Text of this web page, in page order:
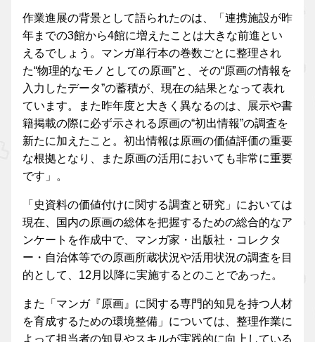
作業進展の背景として語られたのは、「連携施設が昨
年までの3館から4館に増えたことは大きな前進とい
えるでしょう。マンガ単行本の巻数ごとに整理され
た“物理的なモノとしての原画”と、その“原画の情報を
入力したデータ”の蓄積が、現在の結果となって表れ
ています。また昨年度と大きく異なるのは、展示や書
籍掲載の際に必ず示される原画の“初出情報”の調査を
新たに加えたこと。初出情報は原画の価値評価の重要
な根拠となり、また原画の活用においても非常に重要
です」。
「史資料の価値付けに関する調査と研究」においては
現在、国内の原画の総体を把握するための総合的なア
ンケートを作成中で、マンガ家・出版社・コレクタ
ー・自治体等での原画所蔵状況や活用状況の調査を目
的として、12月以降に実施するとのことであった。
また「マンガ『原画』に関する専門的知見を持つ人材
を育成するための環境整備」については、整理作業に
よって担当者の知見やスキルが実践的に向上している